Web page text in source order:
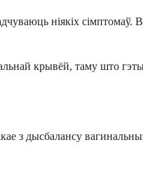
ніякіх сімптомаў.
крывёй, таму што
з дысбалансу